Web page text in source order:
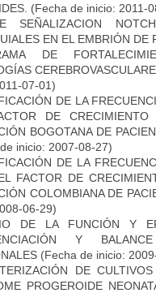
(Fecha de inicio: 2011-
SEÑALIZACION
EN EL EMBRIÓN DE
DE
07-01)
DE LA
DE
BOGOTANA DE
inicio: 2007-08-27)
DE LA
FACTOR DE
COLOMBIANA DE
06-29)
DE LA FUNCIÓN Y
Y
(Fecha de inicio:
DE
PROGEROIDE